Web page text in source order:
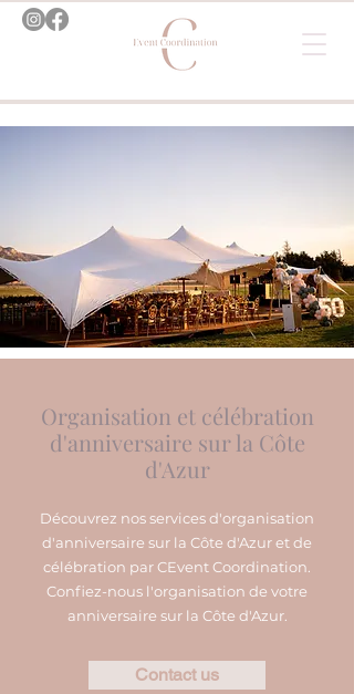
Organisation et célébration
d'anniversaire sur la Côte
d'Azur
Découvrez nos services d'organisation
d'anniversaire sur la Côte d'Azur et de
célébration par CEvent Coordination.
Confiez-nous l'organisation de votre
anniversaire sur la Côte d'Azur.
Contact us